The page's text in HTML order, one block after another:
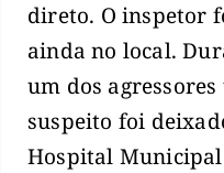
direto. O inspetor
ainda no local.
um dos
suspeito foi
Hospital